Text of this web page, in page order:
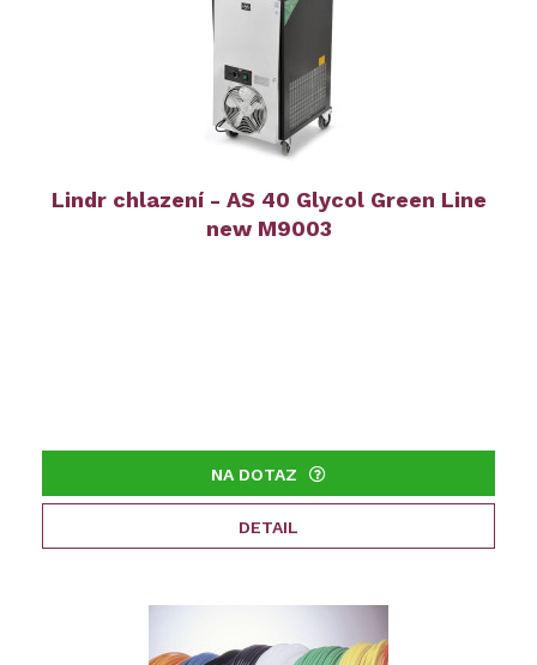
Lindr chlazení - AS 40 Glycol Green Line
new M9003
NA DOTAZ
DETAIL